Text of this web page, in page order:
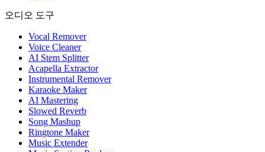
오디오 도구
Vocal Remover
Voice Cleaner
AI Stem Splitter
Acapella Extractor
Instrumental Remover
Karaoke Maker
AI Mastering
Slowed Reverb
Song Mashup
Ringtone Maker
Music Extender